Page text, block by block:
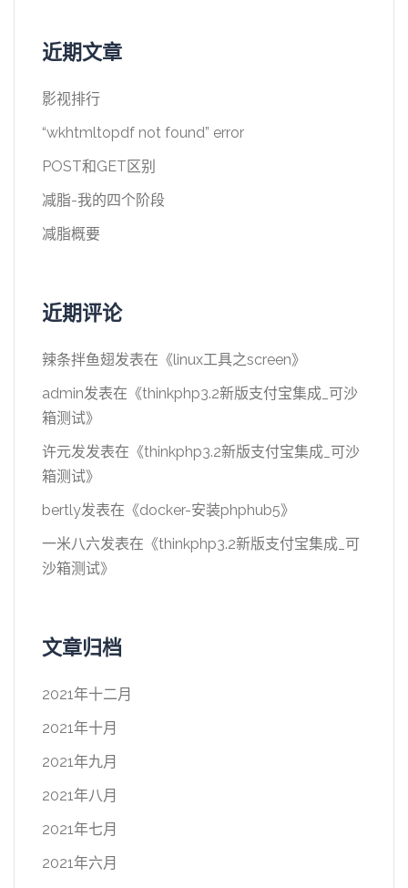
近期文章
影视排行
“wkhtmltopdf not found” error
POST和GET区别
减脂-我的四个阶段
减脂概要
近期评论
辣条拌鱼翅发表在《linux工具之screen》
admin发表在《thinkphp3.2新版支付宝集成_可沙
箱测试》
许元发发表在《thinkphp3.2新版支付宝集成_可沙
箱测试》
bertly发表在《docker-安装phphub5》
一米八六发表在《thinkphp3.2新版支付宝集成_可
沙箱测试》
文章归档
2021年十二月
2021年十月
2021年九月
2021年八月
2021年七月
2021年六月